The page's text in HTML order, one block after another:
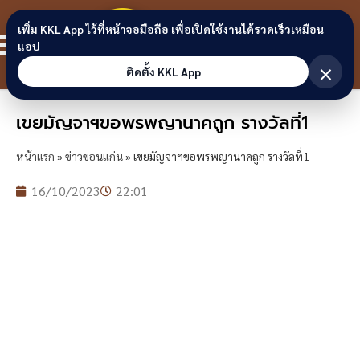
Skip to content
ขอนแก่น
ลิงก์
เขยมัญจาฯขอพรพญานาคถูก รางวัลที่1
หน้าแรก »ข่าวขอนแก่น»เขยมัญจาฯขอพรพญานาคถูก รางวัลที่1
16/10/2023 22:01
เพิ่ม KKL App ไว้ที่หน้าจอมือถือ เพื่อเปิดใช้งานได้รวดเร็วเหมือน
แอป
ติดตั้ง KKL App
×